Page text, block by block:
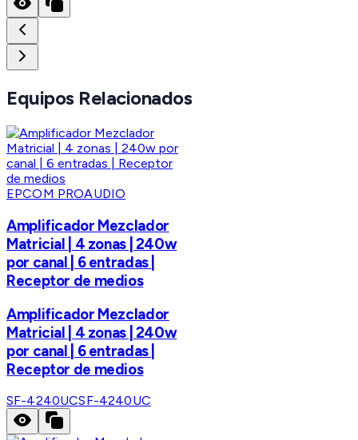
Equipos Relacionados
EPCOM PROAUDIO
Amplificador Mezclador
Matricial | 4 zonas | 240w
por canal | 6 entradas |
Receptor de medios
Amplificador Mezclador
Matricial | 4 zonas | 240w
por canal | 6 entradas |
Receptor de medios
SF-4240UCSF-4240UC